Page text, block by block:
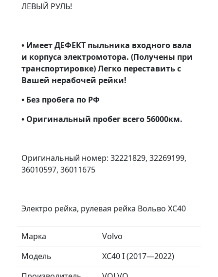
ЛЕВЫЙ РУЛЬ!
• Имеет ДЕФЕКТ пыльника входного вала
и корпуса электромотора. (Получены при
транспортировке) Легко переставить с
Вашей нерабочей рейки!
• Без пробега по РФ
• Оригинальный пробег всего 56000км.
Оригинальный номер: 32221829, 32269199,
36010597, 36011675
Электро рейка, рулевая рейка Вольво ХС40
Марка
Volvo
Модель
XC40 I (2017—2022)